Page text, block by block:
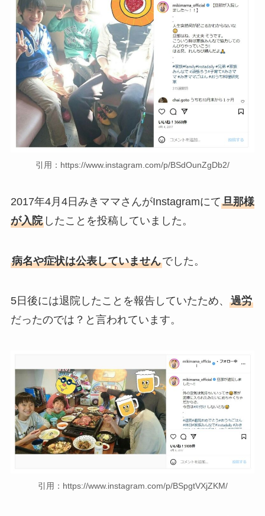
引用：https://www.instagram.com/p/BSdOunZgDb2/
2017年4月4日みきママさんがInstagramにて旦那様
が入院したことを投稿していました。
病名や症状は公表していませんでした。
5日後には退院したことを報告していたため、 過労
だったのでは？と言われています。
引用：https://www.instagram.com/p/BSpgtVXjZKM/